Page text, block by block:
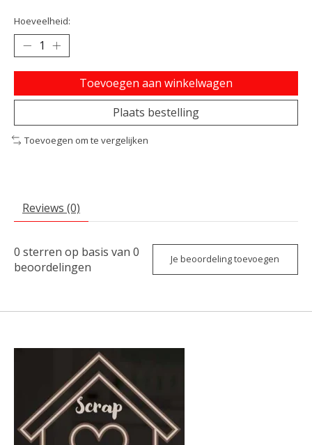
Hoeveelheid:
Toevoegen aan winkelwagen
Plaats bestelling
Toevoegen om te vergelijken
Reviews (0)
0 sterren op basis van 0
beoordelingen
Je beoordeling toevoegen